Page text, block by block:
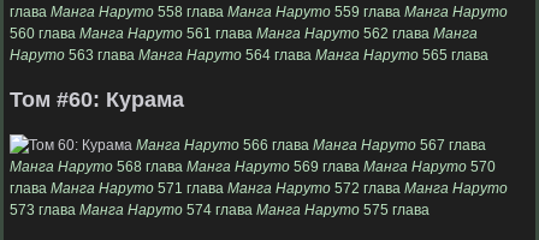
глава Манга Наруто 558 глава Манга Наруто 559 глава Манга Наруто
560 глава Манга Наруто 561 глава Манга Наруто 562 глава Манга
Наруто 563 глава Манга Наруто 564 глава Манга Наруто 565 глава
Том #60: Курама
Манга Наруто 566 глава Манга Наруто 567 глава
Манга Наруто 568 глава Манга Наруто 569 глава Манга Наруто 570
глава Манга Наруто 571 глава Манга Наруто 572 глава Манга Наруто
573 глава Манга Наруто 574 глава Манга Наруто 575 глава